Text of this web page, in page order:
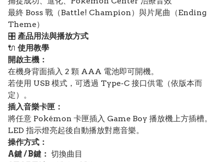
最終 Boss 戰（Battle! Champion）與片尾曲（Ending
Theme）
🎛️ 產品用法與播放方式
🔌 使用教學
開啟主機：
在機身背面插入 2 顆 AAA 電池即可開機。
若使用 USB 模式，可透過 Type-C 接口供電（依版本而
定）。
插入音樂卡匣：
將任意 Pokémon 卡匣插入 Game Boy 播放機上方插槽。
LED 指示燈亮起後自動播放對應音樂。
操作方式：
A鍵 / B鍵： 切換曲目